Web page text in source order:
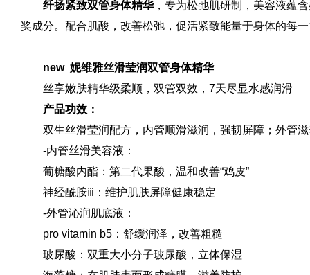
纤扬紧致双管身体精华，专为松弛肌研制，美容液蕴
奖成分。配合肌酸，改善松弛，促活紧致能量于身体的每
new 妮维雅丝滑莹润双管身体精华
丝享嫩肤精华级柔顺，双管双效，7天尽显水感润滑
产品功效：
双生丝滑莹润配方，内管顺滑滋润，强韧屏障；外管
-内管丝滑美容液：
葡糖酸内酯：第二代果酸，温和改善“鸡皮”
神经酰胺ⅲ：维护肌肤屏障健康稳定
-外管沁润肌底液：
pro vitamin b5：舒缓润泽，改善粗糙
玻尿酸：双重大小分子玻尿酸，立体保湿